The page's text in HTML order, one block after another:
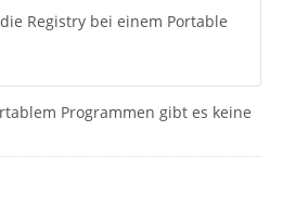
Registry bei einem Portable
Programmen gibt es keine